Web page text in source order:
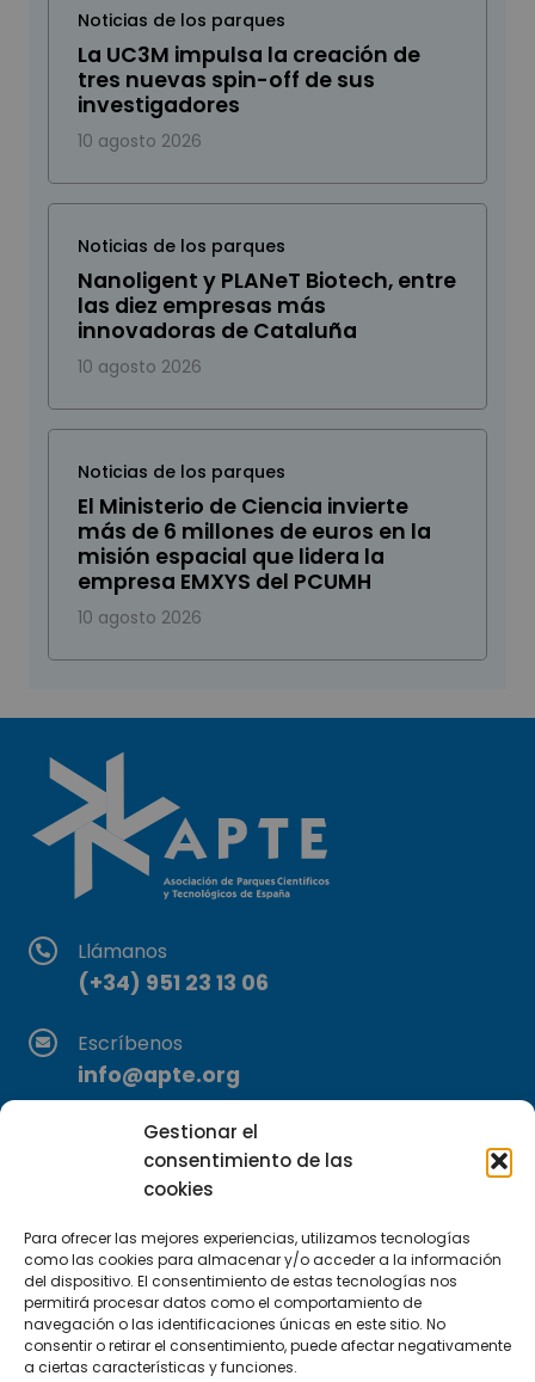
Gestionar el
consentimiento de las
cookies
Para ofrecer las mejores experiencias, utilizamos tecnologías
como las cookies para almacenar y/o acceder a la información
del dispositivo. El consentimiento de estas tecnologías nos
permitirá procesar datos como el comportamiento de
navegación o las identificaciones únicas en este sitio. No
consentir o retirar el consentimiento, puede afectar negativamente
a ciertas características y funciones.
Noticias de los parques
La UC3M impulsa la creación de
tres nuevas spin-off de sus
investigadores
10 agosto 2026
Noticias de los parques
Nanoligent y PLANeT Biotech, entre
las diez empresas más
innovadoras de Cataluña
10 agosto 2026
Noticias de los parques
El Ministerio de Ciencia invierte
más de 6 millones de euros en la
misión espacial que lidera la
empresa EMXYS del PCUMH
10 agosto 2026
Llámanos
(+34) 951 23 13 06
Escríbenos
info@apte.org
Encuéntranos
C/Marie Curie, 35
29590 Campanillas, Málaga